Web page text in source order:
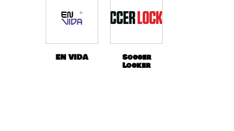
EN VIDA Soccer
Locker